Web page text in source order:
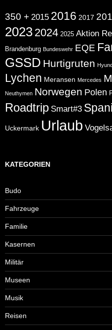
350 + 2015 2016 2017
2023 2024 2025 Aktion
Brandenburg Bundeswehr EQE
GSSD Hurtigruten
Lychen Meransen Mercedes
Neuthymen Norwegen Polen
Roadtrip Smart#3
Uckermark Urlaub
KATEGORIEN
Budo
Fahrzeuge
Familie
Kasernen
Militär
Museen
Musik
Reisen